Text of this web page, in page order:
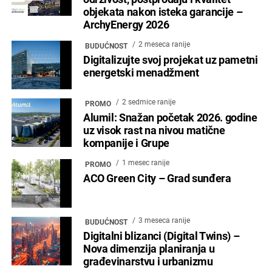
objekata nakon isteka garancije –
ArchyEnergy 2026
BUDUĆNOST 2 meseca ranije
Digitalizujte svoj projekat uz pametni
energetski menadžment
PROMO 2 sedmice ranije
Alumil: Snažan početak 2026. godine
uz visok rast na nivou matične
kompanije i Grupe
PROMO 1 mesec ranije
ACO Green City – Grad sunđera
BUDUĆNOST 3 meseca ranije
Digitalni blizanci (Digital Twins) –
Nova dimenzija planiranja u
građevinarstvu i urbanizmu